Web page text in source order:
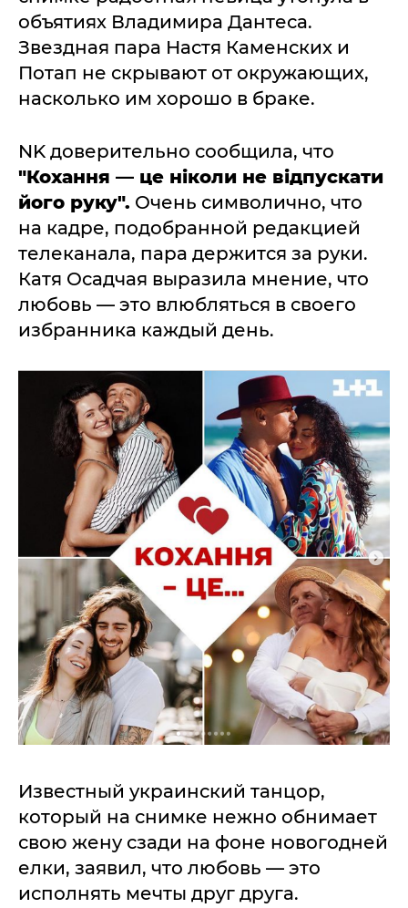
объятиях Владимира Дантеса.
Звездная пара Настя Каменских и
Потап не скрывают от окружающих,
насколько им хорошо в браке.
NK доверительно сообщила, что
"Кохання — це ніколи не відпускати
його руку". Очень символично, что
на кадре, подобранной редакцией
телеканала, пара держится за руки.
Катя Осадчая выразила мнение, что
любовь — это влюбляться в своего
избранника каждый день.
Известный украинский танцор,
который на снимке нежно обнимает
свою жену сзади на фоне новогодней
елки, заявил, что любовь — это
исполнять мечты друг друга.